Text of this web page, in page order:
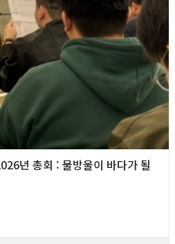
년 총회 : 물방울이 바다가 될